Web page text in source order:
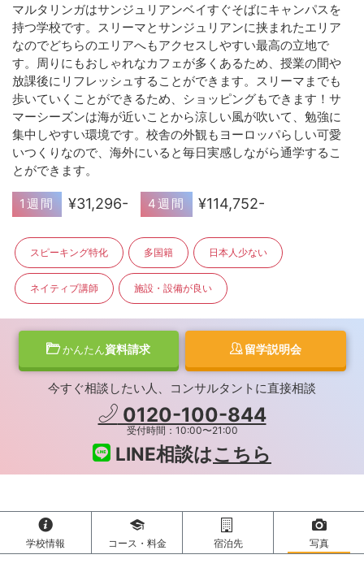
マルタリンガはサンジュリアンベイすぐそばにキャンパスを
持つ学校です。スリーマとサンジュリアンに挟まれたエリア
なのでどちらのエリアへもアクセスしやすい最高の立地で
す。周りにもおしゃれなカフェが多くあるため、授業の間や
放課後にリフレッシュすることができます。スリーマまでも
歩いていくことができるため、ショッピングもできます！サ
マーシーズンは海が近いことから涼しい風が吹いて、勉強に
集中しやすい環境です。校舎の外観もヨーロッパらしい可愛
いつくりなので、海外にいると毎日実感しながら通学するこ
とができます。
1週間 ¥31,296- 4週間 ¥114,752-
スピーキング特化 多国籍 日本人少ない
ネイティブ講師 施設・設備が良い
かんたん資料請求 留学説明会
今すぐ相談したい人、コンサルタントに直接相談
0120-100-844
受付時間：10:00〜21:00
LINE相談はこちら
学校情報 コース・料金 宿泊先 写真